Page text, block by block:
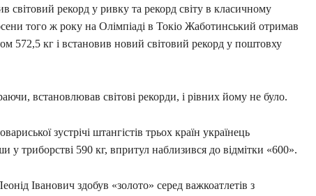
світовий рекорд у ривку та рекорд світу в класичному
того ж року на Олімпіаді в Токіо Жаботинський отримав
572,5 кг і встановив новий світовий рекорд у поштовху
встановлював світові рекорди, і рівних йому не було.
зустрічі штангістів трьох країн українець
у триборстві 590 кг, впритул наблизився до відмітки «600».
Іванович здобув «золото» серед важкоатлетів з